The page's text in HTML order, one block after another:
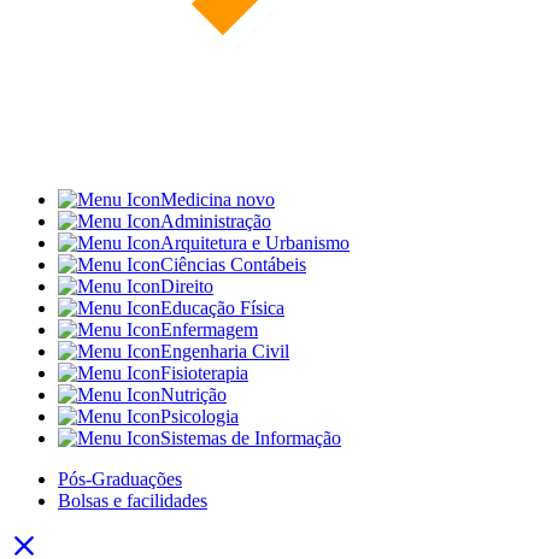
Medicina novo
Administração
Arquitetura e Urbanismo
Ciências Contábeis
Direito
Educação Física
Enfermagem
Engenharia Civil
Fisioterapia
Nutrição
Psicologia
Sistemas de Informação
Pós-Graduações
Bolsas e facilidades